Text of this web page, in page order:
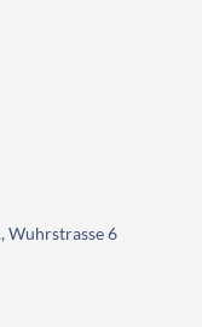
Wuhrstrasse 6